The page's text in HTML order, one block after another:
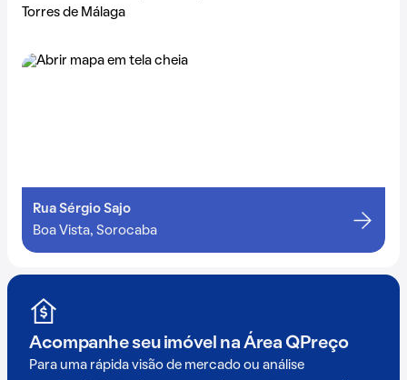
Torres de Málaga
Rua Sérgio Sajo
Boa Vista, Sorocaba
Acompanhe seu imóvel na Área QPreço
Para uma rápida visão de mercado ou análise